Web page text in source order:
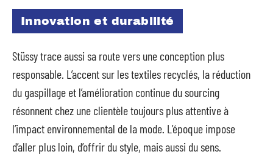
Innovation et durabilité
Stüssy trace aussi sa route vers une conception plus
responsable. L’accent sur les textiles recyclés, la réduction
du gaspillage et l’amélioration continue du sourcing
résonnent chez une clientèle toujours plus attentive à
l’impact environnemental de la mode. L’époque impose
d’aller plus loin, d’offrir du style, mais aussi du sens.